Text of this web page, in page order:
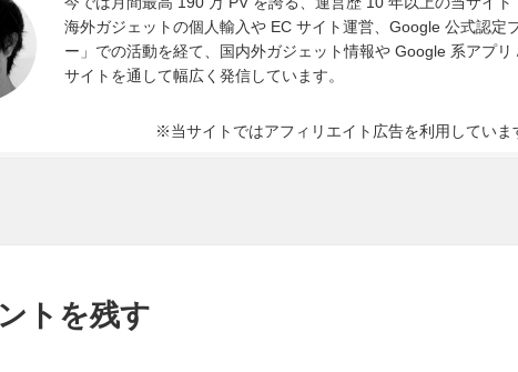
海外ガジェットの個人輸入や EC サイト運営、Google 公式認定
ー」での活動を経て、国内外ガジェット情報や Google 系アプ
サイトを通して幅広く発信しています。
※当サイトではアフィリエイト広告を利用していま
トを残す